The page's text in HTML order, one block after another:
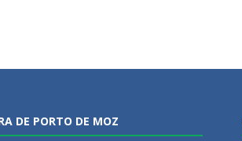
DE PORTO DE MOZ